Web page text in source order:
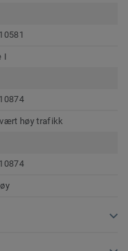
I
høy trafikk